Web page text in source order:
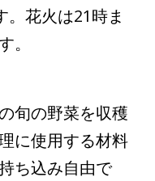
。花火は21時ま
。
旬の野菜を収穫
に使用する材料
ち込み自由で